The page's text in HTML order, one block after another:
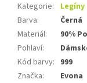
Kategorie:
Legíny
Barva:
Černá
Materiál:
90%
Pohlaví:
Kód barvy: 999
Značka: Evona